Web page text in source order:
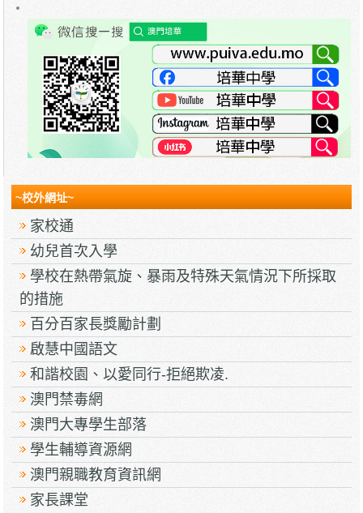
~校外網址~
家校通
幼兒首次入學
學校在熱帶氣旋、暴雨及特殊天氣情況下所採取
的措施
百分百家長獎勵計劃
啟慧中國語文
和諧校園、以愛同行-拒絕欺凌.
澳門禁毒網
澳門大專學生部落
學生輔導資源網
澳門親職教育資訊網
家長課堂